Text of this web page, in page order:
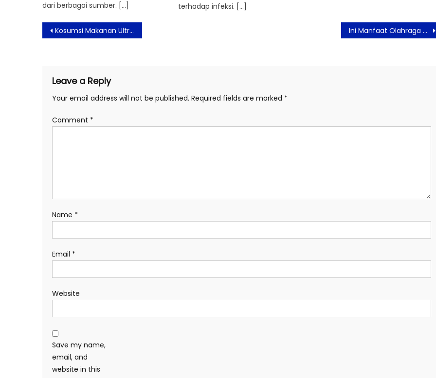
dari berbagai sumber. […]
terhadap infeksi. […]
Post
navigation
Kosumsi Makanan Ultra-olahan Memperburuk Kondisi Lingkungan Ini Manfaat Olahraga Squat Bagi Kesehatan Tubuh
Leave a Reply
Your email address will not be published. Required fields are marked *
Comment *
Name *
Email *
Website
Save my name,
email, and
website in this